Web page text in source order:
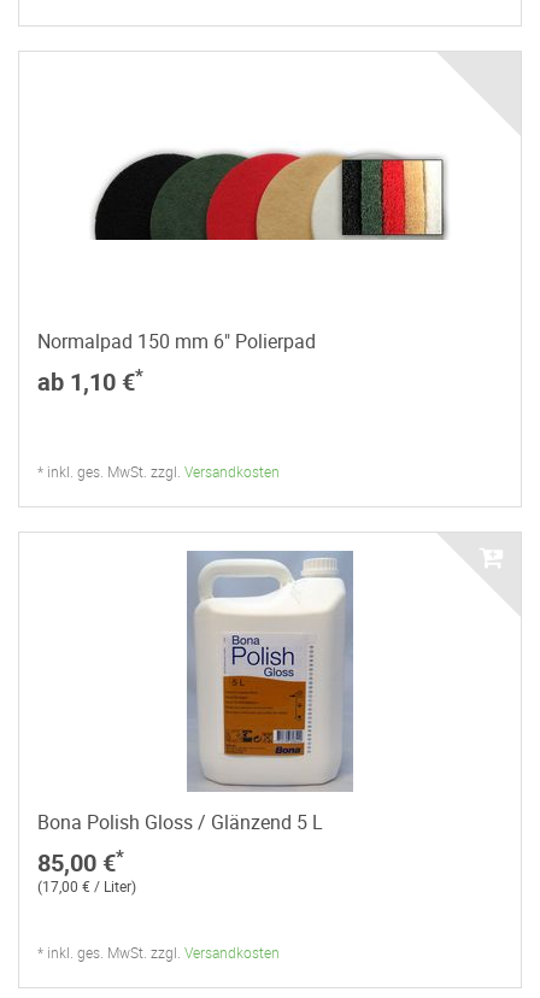
Normalpad 150 mm 6" Polierpad
ab 1,10 €*
* inkl. ges. MwSt. zzgl. Versandkosten
Bona Polish Gloss / Glänzend 5 L
85,00 €*
(17,00 € / Liter)
* inkl. ges. MwSt. zzgl. Versandkosten